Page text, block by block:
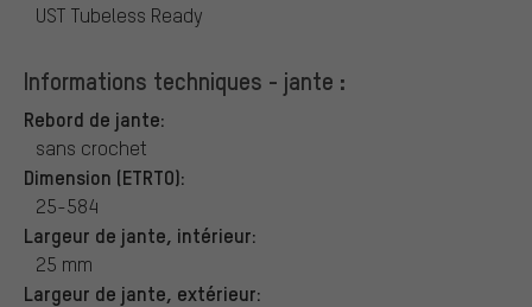
UST Tubeless Ready
Informations techniques - jante :
Rebord de jante:
sans crochet
Dimension (ETRTO):
25-584
Largeur de jante, intérieur:
25 mm
Largeur de jante, extérieur: